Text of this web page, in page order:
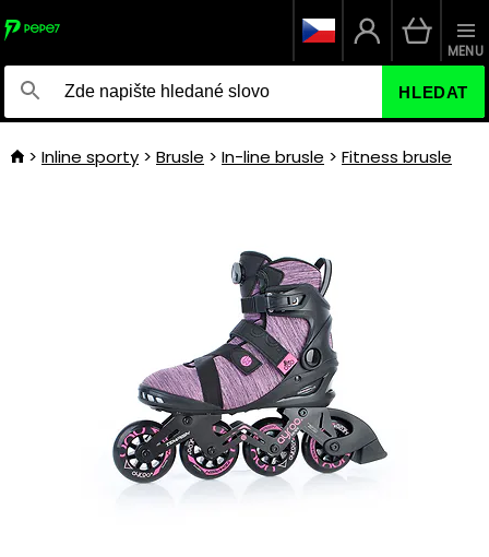
HLEDAT
MENU
Inline sporty Brusle In-line brusle Fitness brusle